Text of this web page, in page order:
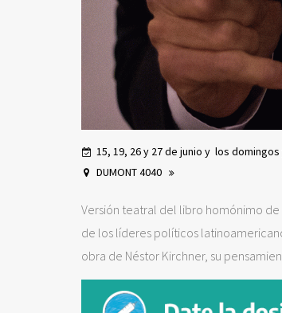
15, 19, 26 y 27 de junio y los
DUMONT 4040
Versión teatral del libro homónimo de
de los líderes políticos
obra de Néstor Kirchner, su